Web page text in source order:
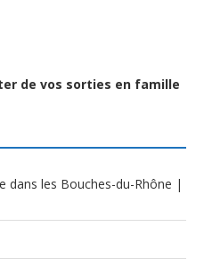
de vos sorties en famille
dans les Bouches-du-Rhône |